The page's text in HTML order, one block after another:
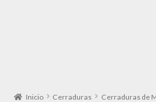
Inicio Cerraduras Cerraduras de